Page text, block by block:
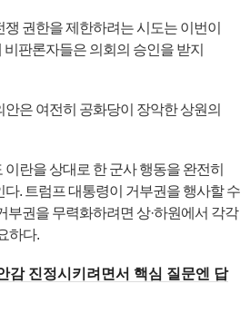
권한을 제한하려는 시도는 이번이
판론자들은 의회의 승인을 받지
은 여전히 공화당이 장악한 상원의
란을 상대로 한 군사 행동을 완전히
. 트럼프 대통령이 거부권을 행사할 수
부권을 무력화하려면 상·하원에서 각각
하다.
감 진정시키려면서 핵심 질문엔 답